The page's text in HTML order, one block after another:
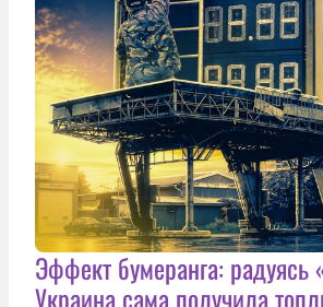
Эффект бумеранга: радуясь
Украина сама получила